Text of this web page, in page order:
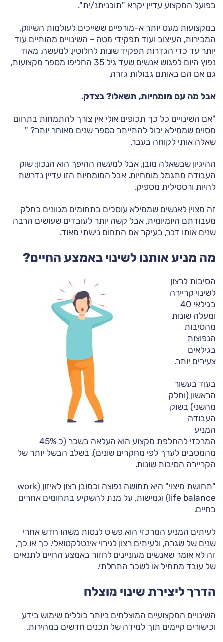
בפועל המקצוע עדיין יקרא "תוכניתנ/ית".
במקצועות מעט יותר א-מורפיים ששייכים לעולמות השיווק,
המכירות, העיצוב ועוד תפקידי מטה – השינויים מהותיים עוד
יותר עד כדי הגדרות תפקיד שונות לחלוטין. למעשה, מאוד
נפוץ היום לפגוש אנשים שעד גיל 35 החליפו מספר מקצועות,
גם אם הם באותם גבולות גזרה.
אבל מה עם מומחיות, תשאלו? בצדק.
"אם השינויים כל כך תכופים אולי אין צורך להתמחות בתחום
מסוים שממילא יכול להתייתר מספר שנים מאוחר יותר? "
שאלה אותי לקוחה בעבר.
ההיגיון שבשאלה מובן, אבל למעשה ההיפך הוא הנכון: שוק
העבודה מתגמל מומחיות. אבל המומחיות הזו עדיין נדרשת
להיות ורסטילית מספיק.
זה מצוין לאנשים שממילא עוסקים בתחומים מגוונים כחלק
מעבודתם היומיומית, אבל קשה יותר לעובדים שעושים הרבה
שנים אותו דבר, בעיקר אם התחום נישתי מאוד.
מה מניע אותנו לשינוי באמצע החיים?
הסיבות לרצון
לשינוי קריירה
בגילאי 40
ומעלה שונות
מהסיבות
הנפוצות
בגילאים
צעירים יותר.
בעוד בעשור
הראשון (וחלק
מהשני) בשוק
העבודה
המניע
המרכזי להחלפת מקצוע הוא העלאה בשכר (כ 45%
מהמסבים לערך לפי מחקרים שונים), בשלב הבשל יותר של
הקריירה הסיבות שונות.
"תחושת מיצוי" היא תחושה נפוצה וכמובן רצון לאיזון (work
life balance) וגמישות, על מנת להשקיע בתחומים אחרים
בחיים.
לעיתים המניע המרכזי הוא פשוט לנסות משהו חדש אחרי
שנים של שגרה, ולעיתים רצון לגירוי אינטלקטואלי. כך או כך,
זה לא אומר שאנשים מעוניינים לחזור באמצע החיים לתנאים
של עובד מתחיל או לשכר התחלתי.
הדרך ליצירת שינוי מוצלח
השינויים המקצועיים המוצלחים ביותר כוללים שימוש בידע
וכישורים קיימים תוך למידה של תכנים חדשים במהירות.